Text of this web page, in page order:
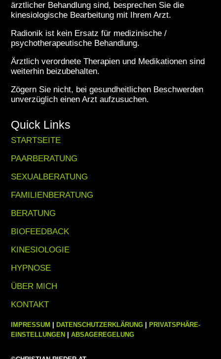
ärztlicher Behandlung sind, besprechen Sie die
kinesiologische Bearbeitung mit Ihrem Arzt.
Radionik ist kein Ersatz für medizinische /
psychotherapeutische Behandlung.
Ärztlich verordnete Therapien und Medikationen sind
weiterhin beizubehalten.
Zögern Sie nicht, bei gesundheitlichen Beschwerden
unverzüglich einen Arzt aufzusuchen.
Quick Links
STARTSEITE
PAARBERATUNG
SEXUALBERATUNG
FAMILIENBERATUNG
BERATUNG
BIOFEEDBACK
KINESIOLOGIE
HYPNOSE
ÜBER MICH
KONTAKT
IMPRESSUM |DATENSCHUTZERKLÄRUNG |PRIVATSPHÄRE-
EINSTELLUNGEN | ABSAGEREGELUNG